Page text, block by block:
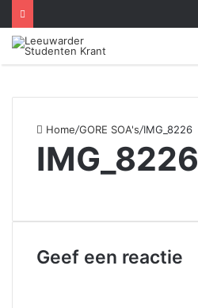
Home/GORE SOA's/IMG_8226
IMG_8226
Geef een reactie